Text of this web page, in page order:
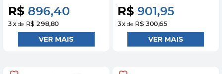
R$ 896,40
3x de R$ 298,80
R$ 901,95
3x de R$ 300,65